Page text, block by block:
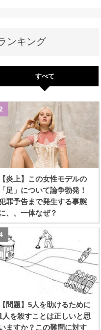
ンキング
すべて
【炎上】この女性モデルの
「足」について論争勃発！
罪予告まで発生する事態
、、一体なぜ？
【問題】5人を助けるために
人を殺すことは正しいと思
ますか？この難問に対す